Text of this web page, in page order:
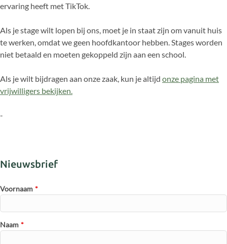
ervaring heeft met TikTok.
Als je stage wilt lopen bij ons, moet je in staat zijn om vanuit huis
te werken, omdat we geen hoofdkantoor hebben. Stages worden
niet betaald en moeten gekoppeld zijn aan een school.
Als je wilt bijdragen aan onze zaak, kun je altijd onze pagina met
vrijwilligers bekijken.
-
Nieuwsbrief
Voornaam *
Naam *